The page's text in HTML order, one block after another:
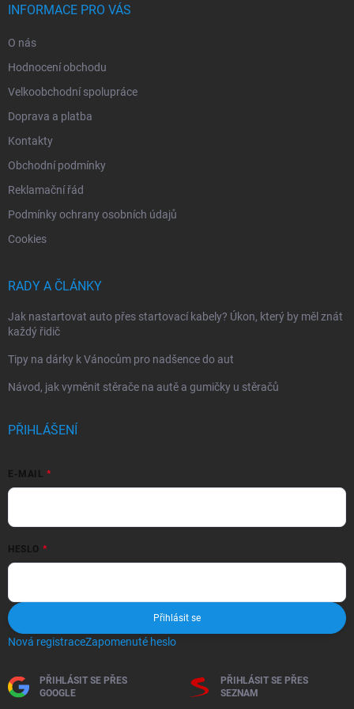
INFORMACE PRO VÁS
O nás
Hodnocení obchodu
Velkoobchodní spolupráce
Doprava a platba
Kontakty
Obchodní podmínky
Reklamační řád
Podmínky ochrany osobních údajů
Cookies
RADY A ČLÁNKY
Jak nastartovat auto přes startovací kabely? Úkon, který by měl znát
každý řidič
Tipy na dárky k Vánocům pro nadšence do aut
Návod, jak vyměnit stěrače na autě a gumičky u stěračů
PŘIHLÁŠENÍ
E-MAIL
HESLO
Přihlásit se
Nová registraceZapomenuté heslo
PŘIHLÁSIT SE PŘES
GOOGLE
PŘIHLÁSIT SE PŘES
SEZNAM